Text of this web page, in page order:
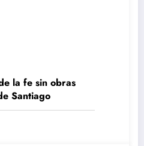
la fe sin obras
Santiago